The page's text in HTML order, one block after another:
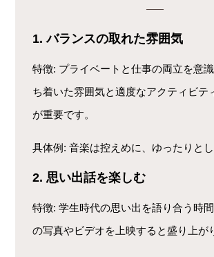
1. バランスの取れた雰囲気
特徴: プライベートと仕事の両立を意
ち着いた雰囲気と適度なアクティビテ
が重要です。
具体例: 音楽は控えめに、ゆったりとし
2. 思い出話を楽しむ
特徴: 学生時代の思い出を語り合う時
の写真やビデオを上映すると盛り上が